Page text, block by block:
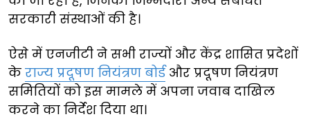
सरकारी संस्थाओं की है।
ऐसे में एनजीटी ने सभी राज्यों और केंद्र शासित प्रदेशों
के राज्य प्रदूषण नियंत्रण बोर्डऔर प्रदूषण नियंत्रण
समितियों को इस मामले में अपना जवाब दाखिल
करने का निर्देश दिया था।